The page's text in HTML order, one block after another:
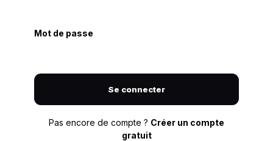
Mot de passe
Se connecter
Pas encore de compte ? Créer un compte
gratuit